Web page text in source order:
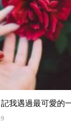
我遇過最可愛的